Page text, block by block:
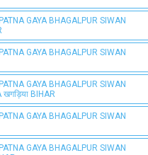
GAYA BHAGALPUR SIWAN
GAYA BHAGALPUR SIWAN
GAYA BHAGALPUR SIWAN
खगड़िया BIHAR
GAYA BHAGALPUR SIWAN
GAYA BHAGALPUR SIWAN